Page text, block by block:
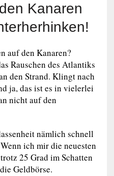
Kanaren
auf den Kanaren?
Rauschen des Atlantiks
den Strand. Klingt nach
ja, das ist es in vielerlei
nicht auf den
nämlich schnell
ich mir die neuesten
25 Grad im Schatten
Geldbörse.